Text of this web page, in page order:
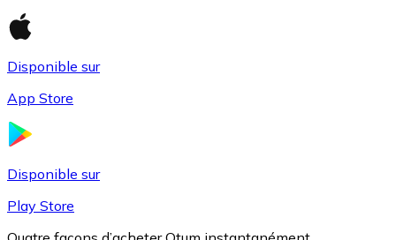
Disponible sur
App Store
Disponible sur
Play Store